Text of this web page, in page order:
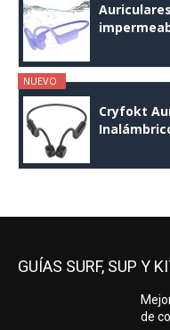
NUEVO
Cryfokt
GUÍAS SURF, SUP Y
de